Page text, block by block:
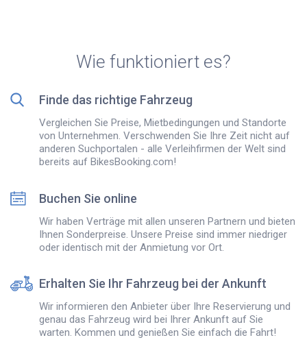
Wie funktioniert es?
Finde das richtige Fahrzeug
Vergleichen Sie Preise, Mietbedingungen und Standorte
von Unternehmen. Verschwenden Sie Ihre Zeit nicht auf
anderen Suchportalen - alle Verleihfirmen der Welt sind
bereits auf BikesBooking.com!
Buchen Sie online
Wir haben Verträge mit allen unseren Partnern und bieten
Ihnen Sonderpreise. Unsere Preise sind immer niedriger
oder identisch mit der Anmietung vor Ort.
Erhalten Sie Ihr Fahrzeug bei der Ankunft
Wir informieren den Anbieter über Ihre Reservierung und
genau das Fahrzeug wird bei Ihrer Ankunft auf Sie
warten. Kommen und genießen Sie einfach die Fahrt!